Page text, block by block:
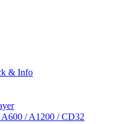
& Info
/ A1200 / CD32